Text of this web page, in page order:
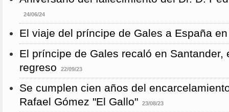
24/06/24
El viaje del príncipe de Gales a España
El príncipe de Gales recaló en Santander,
regreso
22/09/23
Se cumplen cien años del
Rafael Gómez "El Gallo"
23/08/23